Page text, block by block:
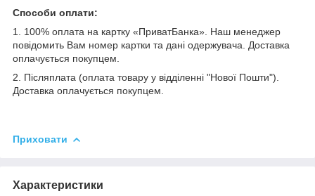
Способи оплати:
1. 100% оплата на картку «ПриватБанка». Наш менеджер
повідомить Вам номер картки та дані одержувача. Доставка
оплачується покупцем.
2. Післяплата (оплата товару у відділенні "Нової Пошти").
Доставка оплачується покупцем.
Приховати
Характеристики